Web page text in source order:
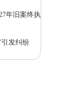
年旧案终执
引发纠纷